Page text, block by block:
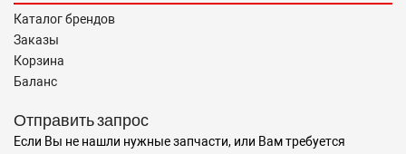
Каталог брендов
Заказы
Корзина
Баланс
Отправить запрос
Если Вы не нашли нужные запчасти, или Вам требуется